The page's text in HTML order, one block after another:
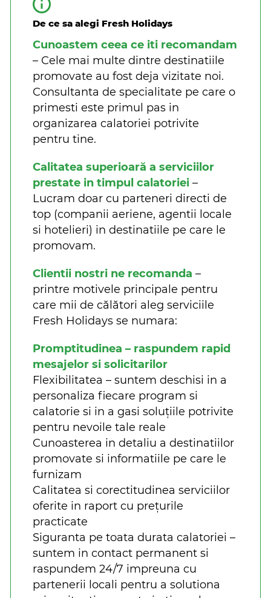
De ce sa alegi Fresh Holidays
Cunoastem ceea ce iti recomandam
– Cele mai multe dintre destinatiile
promovate au fost deja vizitate noi.
Consultanta de specialitate pe care o
primesti este primul pas in
organizarea calatoriei potrivite
pentru tine.
Calitatea superioară a serviciilor
prestate in timpul calatoriei –
Lucram doar cu parteneri directi de
top (companii aeriene, agentii locale
si hotelieri) in destinatiile pe care le
promovam.
Clientii nostri ne recomanda –
printre motivele principale pentru
care mii de călători aleg serviciile
Fresh Holidays se numara:
Promptitudinea – raspundem rapid
mesajelor si solicitarilor
Flexibilitatea – suntem deschisi in a
personaliza fiecare program si
calatorie si in a gasi soluțiile potrivite
pentru nevoile tale reale
Cunoasterea in detaliu a destinatiilor
promovate si informatiile pe care le
furnizam
Calitatea si corectitudinea serviciilor
oferite in raport cu prețurile
practicate
Siguranta pe toata durata calatoriei –
suntem in contact permanent si
raspundem 24/7 impreuna cu
partenerii locali pentru a solutiona